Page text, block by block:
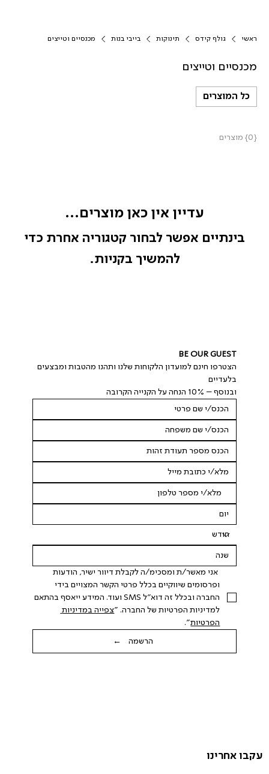
ראשי גולף קידס תינוקות בייבי בנות מכנסיים וטייצים
מכנסיים וטייצים
כל המוצרים
{0} מוצרים
עדיין אין כאן מוצרים...
בינתיים אפשר לבחור קטגוריה אחרת כדי
להמשיך בקניות.
עקבו אחרינו
BE OUR GUEST
הצטרפו חינם למועדון הלקוחות שלנו ותהנו מהטבות ומבצעים
בלעדיים
ובנוסף – 10% הנחה על הקנייה הקרובה
אני מאשר/ת ומסכימ/ה לקבלת דיוור ישיר, הודעות
החברה ובכלל זה דוא"ל SMS ועוד. המידע ייאסף בהתאם
למדיניות הפרטיות של החברה. "
צפייה במדיניות
הפרטיות".
הרשמה ←